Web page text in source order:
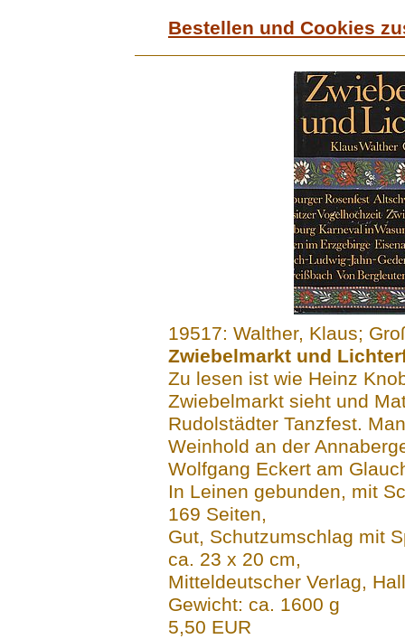
Bestellen und Cookies
19517: Walther, Klaus;
Zwiebelmarkt und
Zu lesen ist wie Heinz
Zwiebelmarkt sieht und
Rudolstädter Tanzfest.
Weinhold an der
Wolfgang Eckert am
In Leinen gebunden, mit
169 Seiten,
Gut, Schutzumschlag mit
ca. 23 x 20 cm,
Mitteldeutscher Verlag,
Gewicht: ca. 1600 g
5,50 EUR